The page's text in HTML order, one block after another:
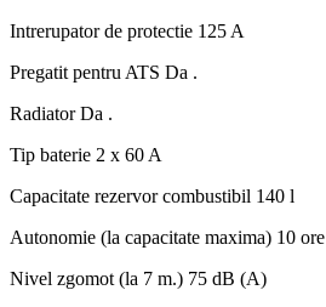
Intrerupator de protectie 125 A
Pregatit pentru ATS Da .
RadiatorDa .
Tip baterie 2 x 60 A
Capacitate rezervor combustibil 140 l
Autonomie (la capacitate maxima) 10 ore
Nivel zgomot (la 7 m.) 75 dB (A)